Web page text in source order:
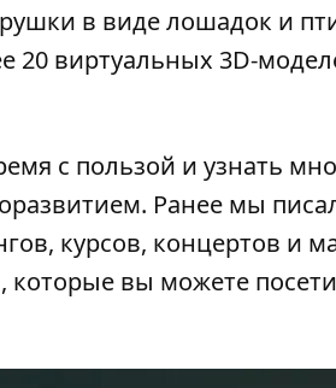
в виде лошадок и
20 виртуальных 3D-
с пользой и узнать
Ранее мы
курсов, концертов и
которые вы можете